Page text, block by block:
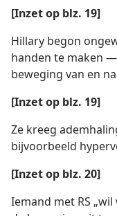
[Inzet op blz. 19]
Hillary begon
handen te maken
beweging van en
[Inzet op blz. 19]
Ze kreeg
bijvoorbeeld
[Inzet op blz. 20]
Iemand met RS